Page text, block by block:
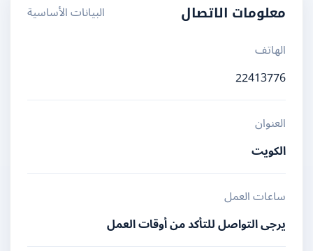
معلومات الاتصال
البيانات الأساسية
الهاتف
22413776
العنوان
الكويت
ساعات العمل
يرجى التواصل للتأكد من أوقات العمل